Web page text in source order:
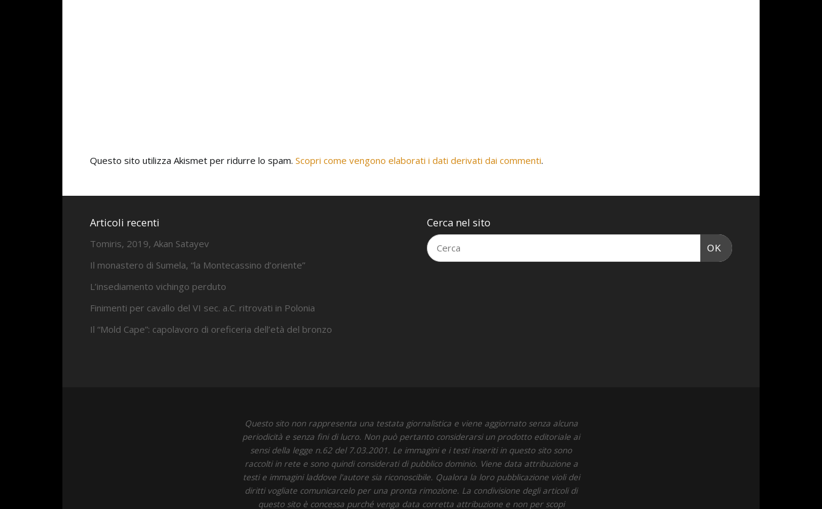
Questo sito utilizza Akismet per ridurre lo spam. Scopri come vengono elaborati i dati derivati dai commenti.
Articoli recenti
Tomiris, 2019, Akan Satayev
Il monastero di Sumela, “la Montecassino d’oriente”
L’insediamento vichingo perduto
Finimenti per cavallo del VI sec. a.C. ritrovati in Polonia
Il “Mold Cape”: capolavoro di oreficeria dell’età del bronzo
Cerca nel sito
OK
Questo sito non rappresenta una testata giornalistica e viene aggiornato senza alcuna
periodicità e senza fini di lucro. Non può pertanto considerarsi un prodotto editoriale ai
sensi della legge n.62 del 7.03.2001. Le immagini e i testi inseriti in questo sito sono
raccolti in rete e sono quindi considerati di pubblico dominio. Viene data attribuzione a
testi e immagini laddove l'autore sia riconoscibile. Qualora la loro pubblicazione violi dei
diritti vogliate comunicarcelo per una pronta rimozione. La condivisione degli articoli di
questo sito è concessa purché venga data corretta attribuzione e non per scopi